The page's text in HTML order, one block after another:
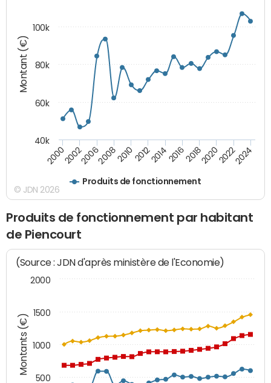
Montant (€)
Produits de fonctionnement
200020022006200820102012201420162018202020222024
40k
60k
80k
100k
© JDN 2026
Produits de fonctionnement par habitant
de Piencourt
Montants (€)
(Source : JDN d'après ministère de l'Economie)
500
1000
1500
2000